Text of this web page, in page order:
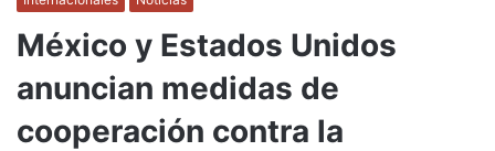
México y Estados Unidos
anuncian medidas de
cooperación contra la